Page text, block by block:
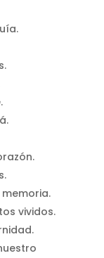
vividos.